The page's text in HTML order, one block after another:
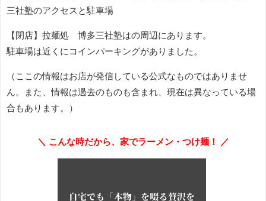
三社塾のアクセスと駐車場
【閉店】拉麺処 博多三社塾はの周辺にあります。
駐車場は近くにコインパーキングがありました。
（ここの情報はお店が発信している公式なものではありませ
ん。また、情報は過去のものも含まれ、現在は異なっている場
合もあります。）
＼ こんな時だから、家でラーメン・つけ麺！ ／